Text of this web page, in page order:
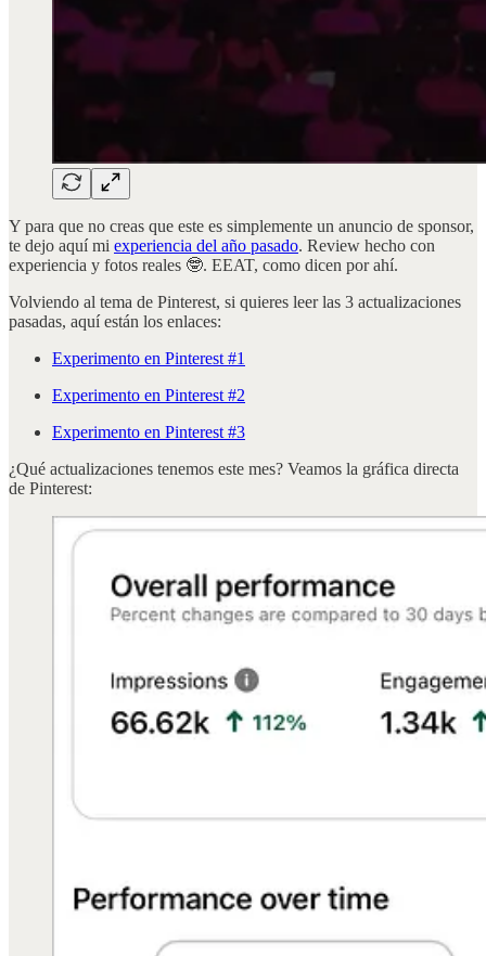
Y para que no creas que este es simplemente un anuncio de sponsor,
te dejo aquí mi experiencia del año pasado. Review hecho con
experiencia y fotos reales 🤓. EEAT, como dicen por ahí.
Volviendo al tema de Pinterest, si quieres leer las 3 actualizaciones
pasadas, aquí están los enlaces:
Experimento en Pinterest #1
Experimento en Pinterest #2
Experimento en Pinterest #3
¿Qué actualizaciones tenemos este mes? Veamos la gráfica directa
de Pinterest: